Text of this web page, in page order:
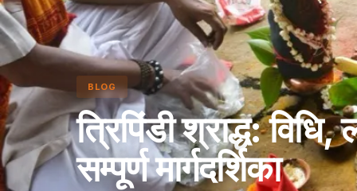
BLOG
त्रिपिंडी श्राद्ध:
सम्पूर्ण मार्गदर्शिका